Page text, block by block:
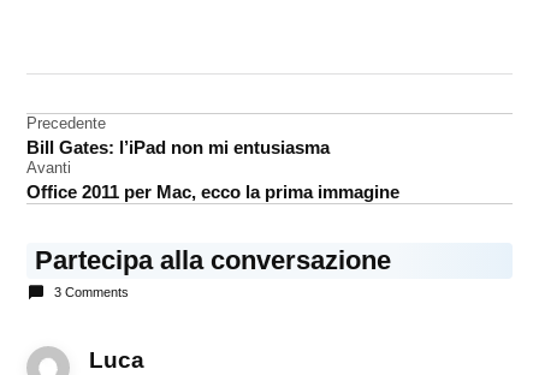
calcio
Navigazione
articoli
Precedente
Bill Gates: l’iPad non mi entusiasma
Avanti
Office 2011 per Mac, ecco la prima immagine
Partecipa alla conversazione
3 Comments
Lucadice: